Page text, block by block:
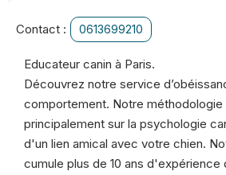
Contact : 0613699210
Educateur canin à Paris.
Découvrez notre service
comportement. Notre
principalement sur la psychologie
d'un lien amical avec votre chien.
cumule plus de 10 ans d'expérience